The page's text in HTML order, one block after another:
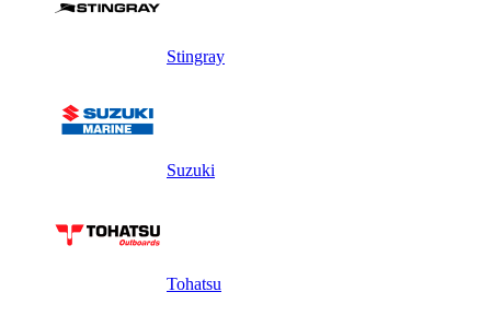
Stingray
Suzuki
Tohatsu